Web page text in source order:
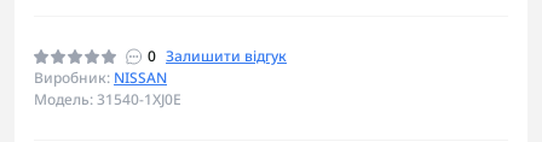
0 Залишити відгук
Виробник: NISSAN
Модель: 31540-1XJ0E